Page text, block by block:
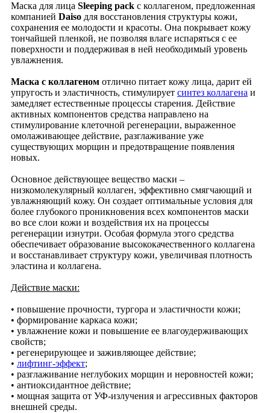
Маска для лица Sleeping pack с коллагеном, предложенная
компанией Daiso для восстановления структуры кожи,
сохранения ее молодости и красоты. Она покрывает кожу
тончайшей пленкой, не позволяя влаге испаряться с ее
поверхности и поддерживая в ней необходимый уровень
увлажнения.
Маска с коллагеном отлично питает кожу лица, дарит ей
упругость и эластичность, стимулирует синтез коллагена и
замедляет естественные процессы старения. Действие
активных компонентов средства направлено на
стимулирование клеточной регенерации, выраженное
омолаживающее действие, разглаживание уже
существующих морщин и предотвращение появления
новых.
Основное действующее вещество маски –
низкомолекулярный коллаген, эффективно смягчающий и
увлажняющий кожу. Он создает оптимальные условия для
более глубокого проникновения всех компонентов маски
во все слои кожи и воздействия их на процессы
регенерации изнутри. Особая формула этого средства
обеспечивает образование высококачественного коллагена
и восстанавливает структуру кожи, увеличивая плотность
эластина и коллагена.
Действие маски:
• повышение прочности, тургора и эластичности кожи;
• формирование каркаса кожи;
• увлажнение кожи и повышение ее влагоудерживающих
свойств;
• регенерирующее и заживляющее действие;
• лифтинг-эффект;
• разглаживание неглубоких морщин и неровностей кожи;
• антиоксидантное действие;
• мощная защита от УФ-излучения и агрессивных факторов
внешней среды.